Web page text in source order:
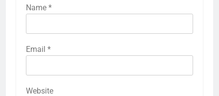
Name *
Email *
Website